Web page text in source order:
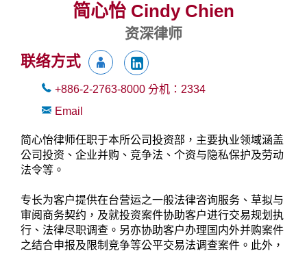
简心怡 Cindy Chien
资深律师
联络方式
+886-2-2763-8000 分机： 2334
Email
简心怡律师任职于本所公司投资部，主要执业领域涵盖
公司投资、企业并购、竞争法、个资与隐私保护及劳动
法令等。
专长为客户提供在台营运之一般法律咨询服务、草拟与
审阅商务契约，及就投资案件协助客户进行交易规划执
行、法律尽职调查。另亦协助客户办理国内外并购案件
之结合申报及限制竞争等公平交易法调查案件。此外，